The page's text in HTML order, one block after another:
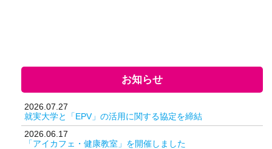
お知らせ
2026.07.27
就実大学と「EPV」の活用に関する協定を締結
2026.06.17
「アイカフェ・健康教室」を開催しました